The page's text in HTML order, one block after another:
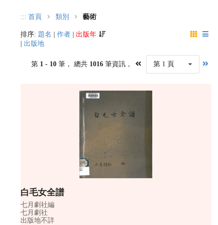
::: 首頁 類別 藝術
排序: 題名 作者
出版年
出版地
第 1 - 10 筆， 總共 1016筆資訊， 第 1 頁
白毛女全譜
七月劇社編
七月劇社
出版地不詳